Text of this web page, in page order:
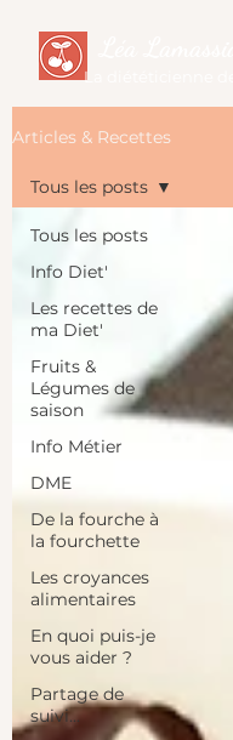
La diététicienne
Articles & Recettes
Tous les posts
Info Diet'
Les recettes de
ma Diet'
Fruits &
Légumes de
saison
Info Métier
DME
De la fourche à
la fourchette
Les croyances
alimentaires
En quoi puis-je
vous aider ?
Partage de
suivi...
Tous les posts